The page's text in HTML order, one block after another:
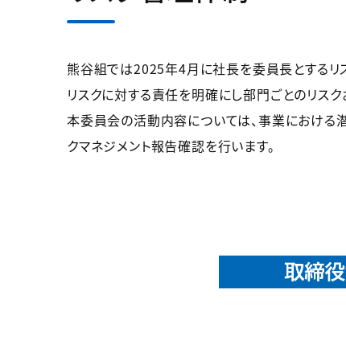
熊谷組では2025年4月に社長を委員長とするリ
リスクに対する責任を明確にし部門ごとのリス
本委員会の活動内容については、事業における
クマネジメント報告確認を行います。